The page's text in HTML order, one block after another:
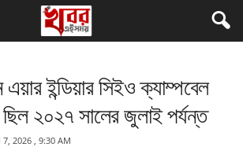
ইন্ডিয়ার সিইও ক্যাম্পবেল
২০২৭ সালের জুলাই পর্যন্ত
2026 , 9:30 AM